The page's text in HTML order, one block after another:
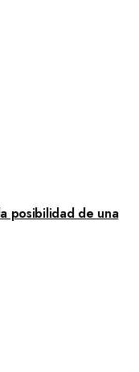
posibilidad de una